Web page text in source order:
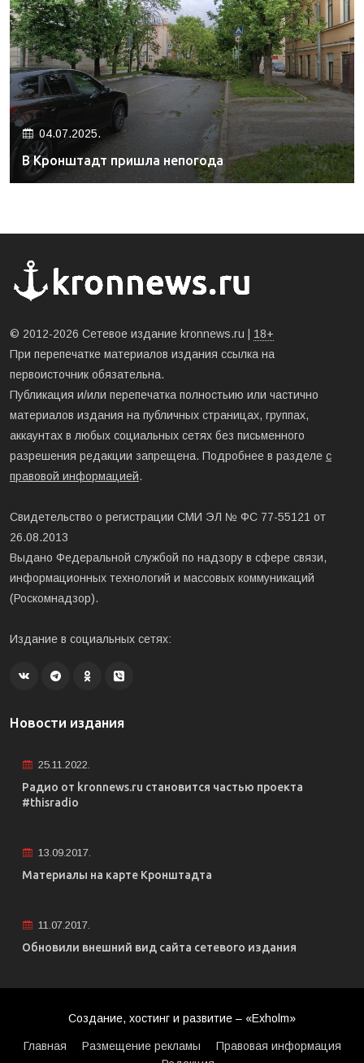
04.07.2025.
В Кронштадт пришла непогода
© 2012-2026 Сетевое издание kronnews.ru | 18+
При перепечатке материалов издания ссылка на
первоисточник обязательна.
Публикация и/или перепечатка полностьию или частично
материалов издания на публичных страницах, группах,
аккаунтах в любых социальных сетях без письменного
разрешения редакции запрещена. Подробнее в разделе с
правовой информацией.
Свидетельство о регистрации СМИ ЭЛ № ФС 77-55121 от
26.08.2013
Выдано Федеральной службой по надзору в сфере связи,
информационных технологий и массовых коммуникаций
(Роскомнадзор).
Издание в социальных сетях:
Новости издания
25.11.2022.
Радио от kronnews.ru становится частью проекта
#thisradio
13.09.2017.
Материалы на карте Кронштадта
11.07.2017.
Обновили внешний вид сайта сетевого издания
Создание, хостинг и развитие – «Exholm»
Главная Размещение рекламы
Правовая информация